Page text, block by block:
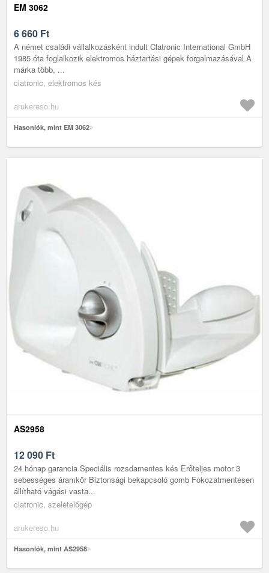
EM 3062
6 660 Ft
A német családi vállalkozásként indult Clatronic International GmbH
1985 óta foglalkozik elektromos háztartási gépek forgalmazásával.A
márka több, ...
clatronic, elektromos kés
arukereso.hu
Hasonlók, mint EM 3062
AS2958
12 090 Ft
24 hónap garancia Speciális rozsdamentes kés Erőteljes motor 3
sebességes áramkör Biztonsági bekapcsoló gomb Fokozatmentesen
állítható vágási vasta...
clatronic, szeletelőgép
arukereso.hu
Hasonlók, mint AS2958